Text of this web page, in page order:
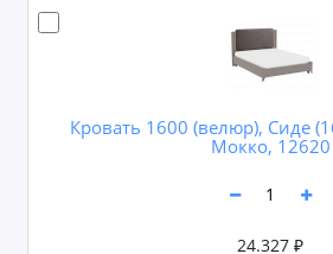
Кровать 1600 (велюр), Сиде
Мокко, 12620
24.327 ₽